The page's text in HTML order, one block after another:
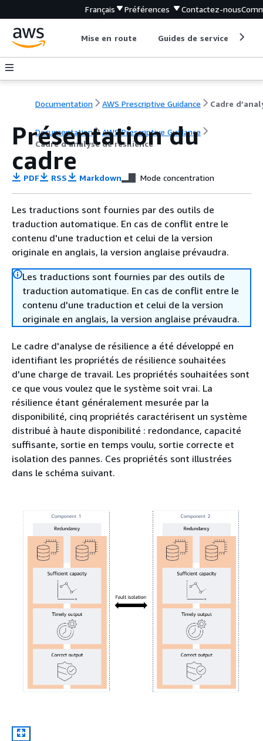
Français Préférences Contactez-nous
Mise en route Guides de service
Documentation AWS Prescriptive Guidance
Documentation
AWS Prescriptive Guidance
Cadre d’analyse de résilience
Présentation du
cadre
PDF RSS Markdown Mode concentration
Les traductions sont fournies par des outils de
traduction automatique. En cas de conflit entre le
contenu d'une traduction et celui de la version
originale en anglais, la version anglaise prévaudra.
Les traductions sont fournies par des outils de
traduction automatique. En cas de conflit entre le
contenu d'une traduction et celui de la version
originale en anglais, la version anglaise prévaudra.
Le cadre d'analyse de résilience a été développé en
identifiant les propriétés de résilience souhaitées
d'une charge de travail. Les propriétés souhaitées sont
ce que vous voulez que le système soit vrai. La
résilience étant généralement mesurée par la
disponibilité, cinq propriétés caractérisent un système
distribué à haute disponibilité : redondance, capacité
suffisante, sortie en temps voulu, sortie correcte et
isolation des pannes. Ces propriétés sont illustrées
dans le schéma suivant.